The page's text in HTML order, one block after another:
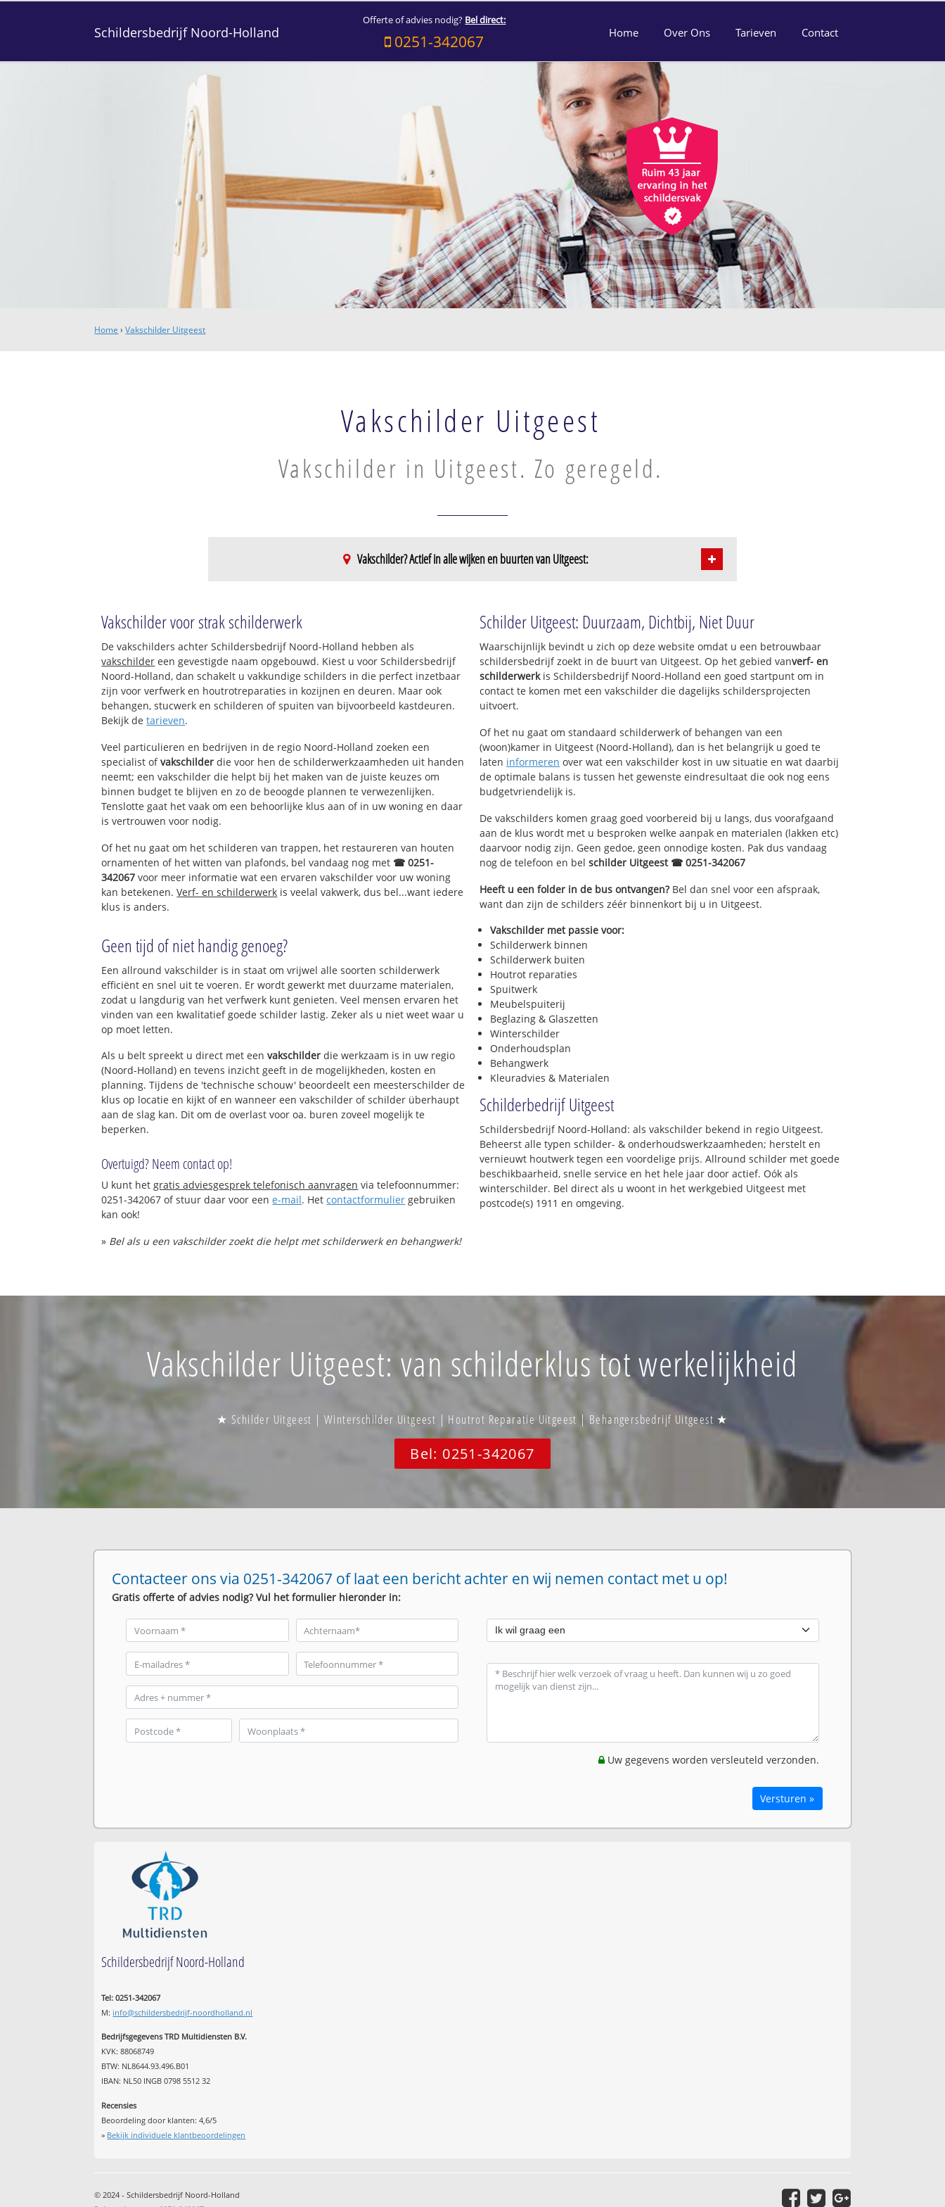
Schildersbedrijf Noord-Holland
Offerte of advies nodig? Bel direct:
0251-342067 Home Over Ons Tarieven Contact
Home ›Vakschilder Uitgeest
Vakschilder Uitgeest
Vakschilder in Uitgeest. Zo geregeld.
Vakschilder? Actief in alle wijken en buurten van Uitgeest:
De Kleis
Waldijk
Oude Dorp
Bedrijventerrein
Vakschilder voor strak schilderwerk
De vakschilders achter Schildersbedrijf Noord-Holland hebben als
vakschilder een gevestigde naam opgebouwd. Kiest u voor Schildersbedrijf
Noord-Holland, dan schakelt u vakkundige schilders in die perfect inzetbaar
zijn voor verfwerk en houtrotreparaties in kozijnen en deuren. Maar ook
behangen, stucwerk en schilderen of spuiten van bijvoorbeeld kastdeuren.
Bekijk detarieven.
Veel particulieren en bedrijven in de regio Noord-Holland zoeken een
specialist ofvakschilder die voor hen de schilderwerkzaamheden uit handen
neemt; een vakschilder die helpt bij het maken van de juiste keuzes om
binnen budget te blijven en zo de beoogde plannen te verwezenlijken.
Tenslotte gaat het vaak om een behoorlijke klus aan of in uw woning en daar
is vertrouwen voor nodig.
Of het nu gaat om het schilderen van trappen, het restaureren van houten
ornamenten of het witten van plafonds, bel vandaag nog met ☎ 0251-
342067 voor meer informatie wat een ervaren vakschilder voor uw woning
kan betekenen.Verf- en schilderwerk is veelal vakwerk, dus bel...want iedere
klus is anders.
Geen tijd of niet handig genoeg?
Een allround vakschilder is in staat om vrijwel alle soorten schilderwerk
efficiënt en snel uit te voeren. Er wordt gewerkt met duurzame materialen,
zodat u langdurig van het verfwerk kunt genieten. Veel mensen ervaren het
vinden van een kwalitatief goede schilder lastig. Zeker als u niet weet waar u
op moet letten.
Als u belt spreekt u direct met eenvakschilder die werkzaam is in uw regio
(Noord-Holland) en tevens inzicht geeft in de mogelijkheden, kosten en
planning. Tijdens de 'technische schouw' beoordeelt een meesterschilder de
klus op locatie en kijkt of en wanneer een vakschilder of schilder überhaupt
aan de slag kan. Dit om de overlast voor oa. buren zoveel mogelijk te
beperken.
Overtuigd? Neem contact op!
U kunt hetgratis adviesgesprek telefonisch aanvragen via telefoonnummer:
0251-342067 of stuur daar voor eene-mail. Hetcontactformulier gebruiken
kan ook!
» Bel als u een vakschilder zoekt die helpt met schilderwerk en behangwerk!
Schilder Uitgeest: Duurzaam, Dichtbij, Niet Duur
Waarschijnlijk bevindt u zich op deze website omdat u een betrouwbaar
schildersbedrijf zoekt in de buurt van Uitgeest. Op het gebied vanverf- en
schilderwerkis Schildersbedrijf Noord-Holland een goed startpunt om in
contact te komen met een vakschilder die dagelijks schildersprojecten
uitvoert.
Of het nu gaat om standaard schilderwerk of behangen van een
(woon)kamer in Uitgeest (Noord-Holland), dan is het belangrijk u goed te
laten informeren over wat een vakschilder kost in uw situatie en wat daarbij
de optimale balans is tussen het gewenste eindresultaat die ook nog eens
budgetvriendelijk is.
De vakschilders komen graag goed voorbereid bij u langs, dus voorafgaand
aan de klus wordt met u besproken welke aanpak en materialen (lakken etc)
daarvoor nodig zijn. Geen gedoe, geen onnodige kosten. Pak dus vandaag
nog de telefoon en bel schilder Uitgeest ☎ 0251-342067
Heeft u een folder in de bus ontvangen?Bel dan snel voor een afspraak,
want dan zijn de schilders zéér binnenkort bij u in Uitgeest.
Vakschilder met passie voor:
Schilderwerk binnen
Schilderwerk buiten
Houtrot reparaties
Spuitwerk
Meubelspuiterij
Beglazing & Glaszetten
Winterschilder
Onderhoudsplan
Behangwerk
Kleuradvies & Materialen
Schilderbedrijf Uitgeest
Schildersbedrijf Noord-Holland: als vakschilder bekend in regio Uitgeest.
Beheerst alle typen schilder- & onderhoudswerkzaamheden; herstelt en
vernieuwt houtwerk tegen een voordelige prijs. Allround schilder met goede
beschikbaarheid, snelle service en het hele jaar door actief. Oók als
winterschilder. Bel direct als u woont in het werkgebied Uitgeest met
postcode(s) 1911 en omgeving.
Vakschilder Uitgeest: van schilderklus tot werkelijkheid
★ Schilder Uitgeest | Winterschilder Uitgeest | Houtrot Reparatie Uitgeest | Behangersbedrijf Uitgeest ★
Bel: 0251-342067
Contacteer ons via 0251-342067 of laat een bericht achter en wij nemen contact met u op!
Gratis offerte of advies nodig? Vul het formulier hieronder in:
Uw gegevens worden versleuteld verzonden.
Versturen »
Schildersbedrijf Noord-Holland
Tel: 0251-342067
M: info@schildersbedrijf-noordholland.nl
Bedrijfsgegevens TRD Multidiensten B.V.
KVK: 88068749
BTW: NL8644.93.496.B01
IBAN: NL50 INGB 0798 5512 32
Recensies
Beoordeling door klanten:4,6/5
» Bekijk individuele klantbeoordelingen
© 2024 - Schildersbedrijf Noord-Holland